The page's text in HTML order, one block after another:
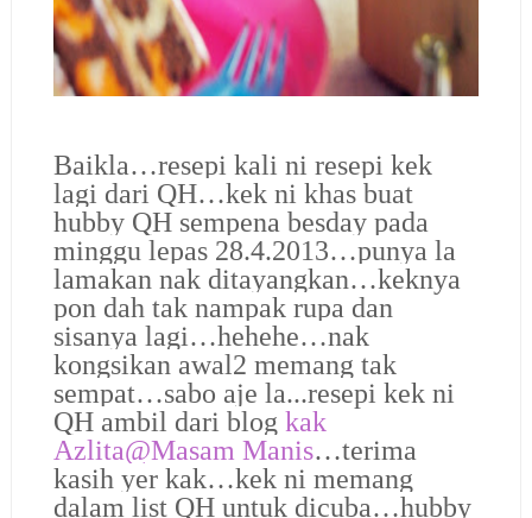
Baikla…resepi kali ni resepi kek
lagi dari QH…kek ni khas buat
hubby QH sempena besday pada
minggu lepas 28.4.2013…punya la
lamakan nak ditayangkan…keknya
pon dah tak nampak rupa dan
sisanya lagi…hehehe…nak
kongsikan awal2 memang tak
sempat…sabo aje la...resepi kek ni
QH ambil dari blog kak
Azlita@Masam Manis…terima
kasih yer kak…kek ni memang
dalam list QH untuk dicuba…hubby